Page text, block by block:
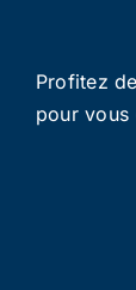
Profitez
pour vous